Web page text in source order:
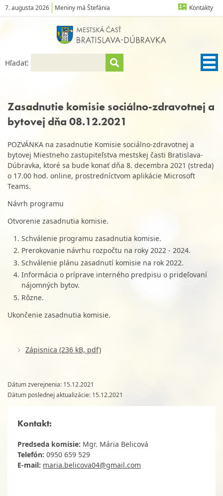
7. augusta 2026 Meniny má Štefánia Kontakty
Hľadať:
Zasadnutie komisie sociálno-zdravotnej a
bytovej dňa 08.12.2021
POZVÁNKA na zasadnutie Komisie sociálno-zdravotnej a
bytovej Miestneho zastupiteľstva mestskej časti Bratislava-
Dúbravka, ktoré sa bude konať dňa 8. decembra 2021 (streda)
o 17.00 hod. online, prostredníctvom aplikácie Microsoft
Teams.
Návrh programu
Otvorenie zasadnutia komisie.
Schválenie programu zasadnutia komisie.
Prerokovanie návrhu rozpočtu na roky 2022 - 2024.
Schválenie plánu zasadnutí komisie na rok 2022.
Informácia o príprave interného predpisu o prideľovaní
nájomných bytov.
Rôzne.
Ukončenie zasadnutia komisie.
Zápisnica (236 kB, pdf)
Dátum zverejnenia: 15.12.2021
Dátum poslednej aktualizácie: 15.12.2021
Kontakt:
Predseda komisie: Mgr. Mária Belicová
Telefón: 0950 659 529
E-mail: maria.belicova04@gmail.com